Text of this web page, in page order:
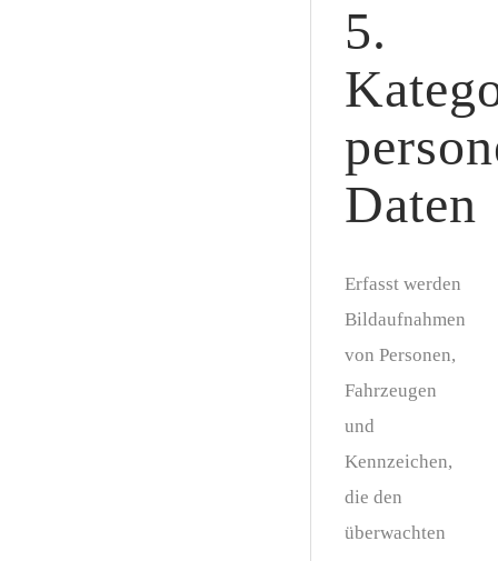
5.
Daten
Erfasst werden
Bildaufnahmen
von Personen,
Fahrzeugen
und
Kennzeichen,
die den
überwachten